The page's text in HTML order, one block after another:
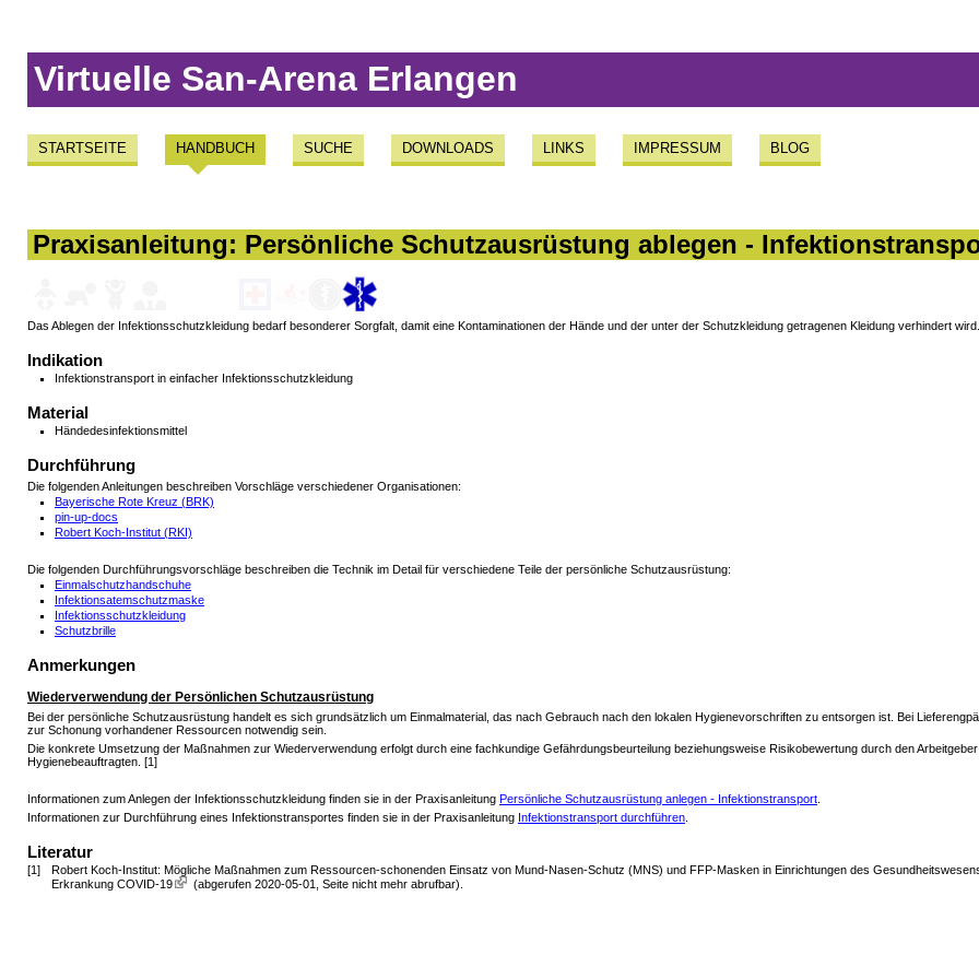
Virtuelle San-Arena Erlangen
STARTSEITE HANDBUCH SUCHE DOWNLOADS LINKS IMPRESSUM BLOG
Praxisanleitung: Persönliche Schutzausrüstung ablegen -
Das Ablegen der Infektionsschutzkleidung bedarf besonderer Sorgfalt, damit eine Kontaminationen der Hände und der unter der Schutzkleidung getragenen Kleidung verhindert wird.
Indikation
Infektionstransport in einfacher Infektionsschutzkleidung
Material
Händedesinfektionsmittel
Durchführung
Die folgenden Anleitungen beschreiben Vorschläge verschiedener Organisationen:
Bayerische Rote Kreuz (BRK)
pin-up-docs
Robert Koch-Institut (RKI)
Die folgenden Durchführungsvorschläge beschreiben die Technik im Detail für verschiedene Teile der persönliche Schutzausrüstung:
Einmalschutzhandschuhe
Infektionsatemschutzmaske
Infektionsschutzkleidung
Schutzbrille
Anmerkungen
Wiederverwendung der Persönlichen Schutzausrüstung
Bei der persönliche Schutzausrüstung handelt es sich grundsätzlich um Einmalmaterial, das nach Gebrauch nach den lokalen Hygienevorschriften zu entsorgen ist. Bei
zur Schonung vorhandener Ressourcen notwendig sein.
Die konkrete Umsetzung der Maßnahmen zur Wiederverwendung erfolgt durch eine fachkundige Gefährdungsbeurteilung beziehungsweise Risikobewertung durch den
Hygienebeauftragten. [1]
Informationen zum Anlegen der Infektionsschutzkleidung finden sie in der Praxisanleitung Persönliche Schutzausrüstung anlegen - Infektionstransport.
Informationen zur Durchführung eines Infektionstransportes finden sie in der Praxisanleitung Infektionstransport durchführen.
Literatur
[1]
Robert Koch-Institut: Mögliche Maßnahmen zum Ressourcen-schonenden Einsatz von Mund-Nasen-Schutz (MNS) und FFP-Masken in Einrichtungen des
Erkrankung COVID-19
(abgerufen 2020-05-01, Seite nicht mehr abrufbar)